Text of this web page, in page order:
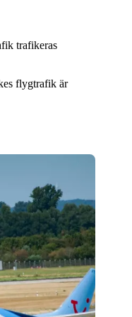
trafikeras
flygtrafik är